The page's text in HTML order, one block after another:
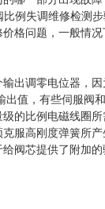
格问题，一般情
出调零电位器，
值，有些伺服阀
的比例电磁线圈
服高刚度弹簧所
阀芯提供了附加